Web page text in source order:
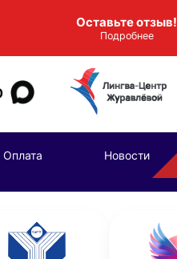
Оставьте отзыв!
Подробнее
Оплата Новости